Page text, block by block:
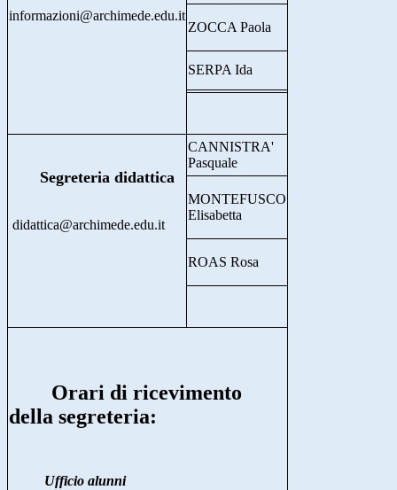
informazioni@archimede.edu.it
ZOCCA Paola
SERPA Ida
Segreteria didattica
didattica@archimede.edu.it
CANNISTRA'
Pasquale
MONTEFUSCO
Elisabetta
ROAS Rosa
Orari di ricevimento
della segreteria:
Ufficio alunni